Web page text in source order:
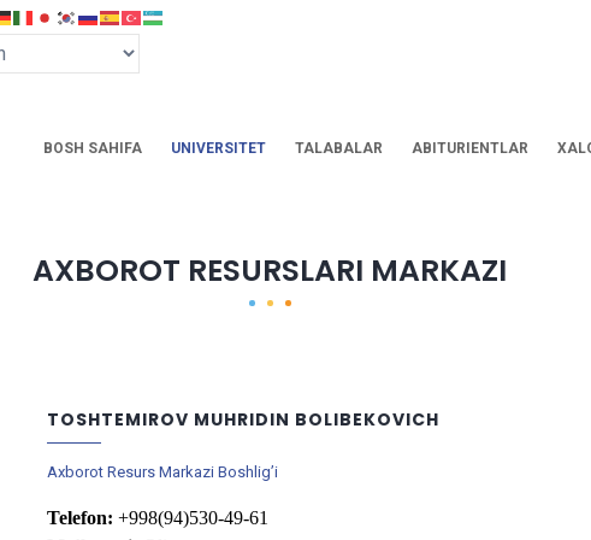
BOSH SAHIFA UNIVERSITET TALABALAR ABITURIENTLAR
AXBOROT RESURSLARI MARKAZI
TOSHTEMIROV MUHRIDIN BOLIBEKOVICH
Axborot Resurs Markazi Boshlig’i
Telefon: +998(94)530-49-61